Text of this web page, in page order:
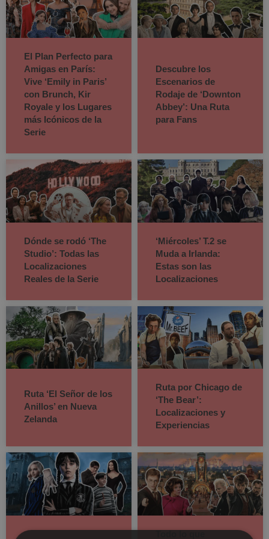
El Plan Perfecto para
Amigas en París:
Vive ‘Emily in Paris’
con Brunch, Kir
Royale y los Lugares
más Icónicos de la
Serie
Descubre los
Escenarios de
Rodaje de ‘Downton
Abbey’: Una Ruta
para Fans
Dónde se rodó ‘The
Studio’: Todas las
Localizaciones
Reales de la Serie
‘Miércoles’ T.2 se
Muda a Irlanda:
Estas son las
Localizaciones
Ruta ‘El Señor de los
Anillos’ en Nueva
Zelanda
Ruta por Chicago de
‘The Bear’:
Localizaciones y
Experiencias